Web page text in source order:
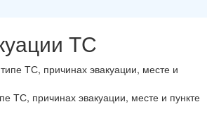
ТС
ТС, причинах эвакуации, месте и пункте